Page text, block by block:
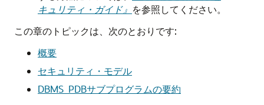
キュリティ・ガイド』 を参照してください。
この章のトピックは、次のとおりです:
概要
セキュリティ・モデル
DBMS_PDBサブプログラムの要約